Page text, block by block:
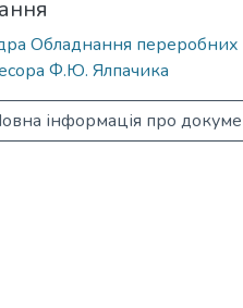
Обладнання переробних
Ф.Ю. Ялпачика
інформація про